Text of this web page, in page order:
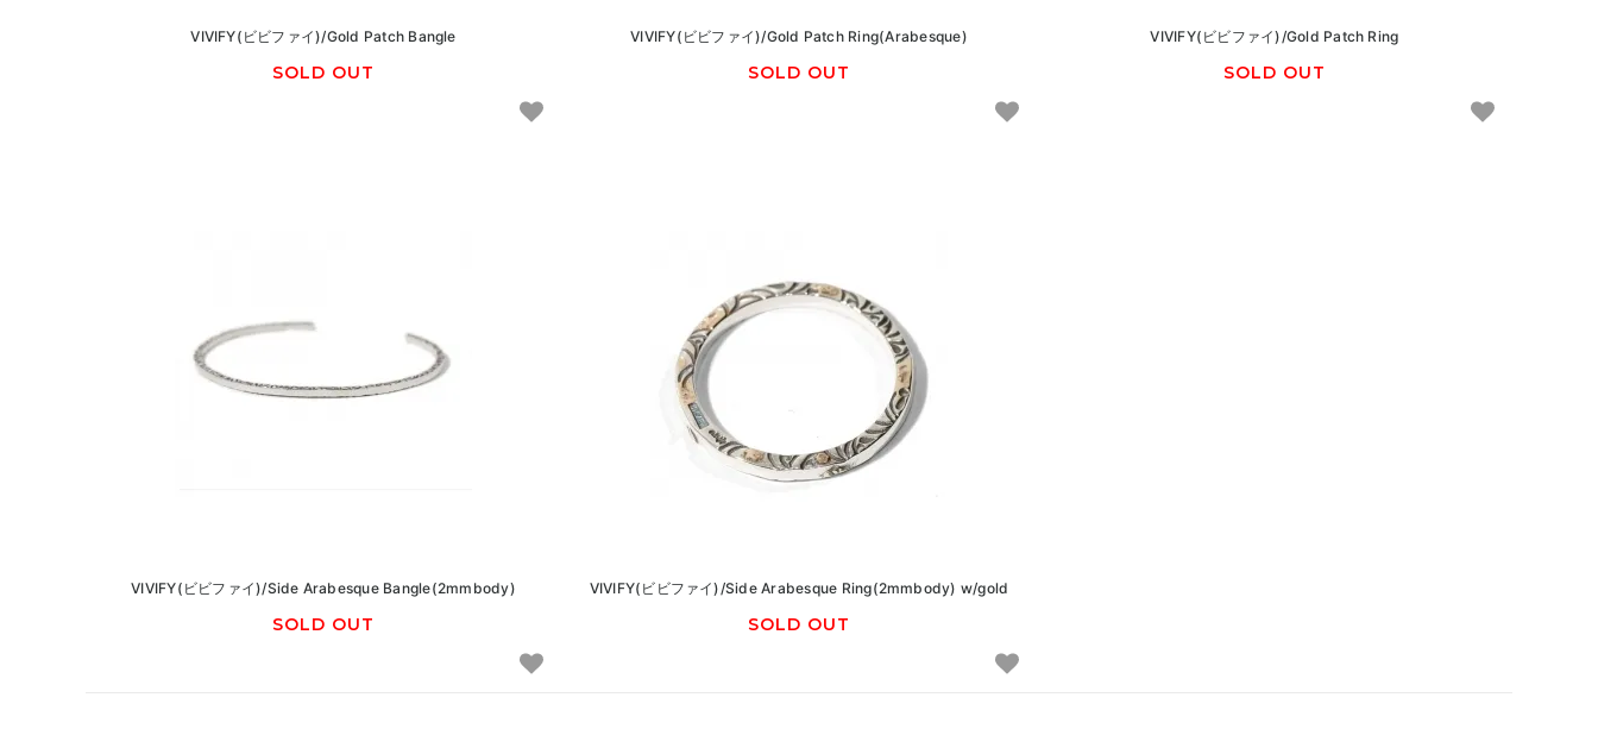
VIVIFY(ビビファイ)/Gold Patch Bangle
SOLD OUT
VIVIFY(ビビファイ)/Gold Patch Ring(Arabesque)
SOLD OUT
VIVIFY(ビビファイ)/Gold Patch Ring
SOLD OUT
VIVIFY(ビビファイ)/Side Arabesque Bangle(2mmbody)
SOLD OUT
VIVIFY(ビビファイ)/Side Arabesque Ring(2mmbody) w/gold
SOLD OUT